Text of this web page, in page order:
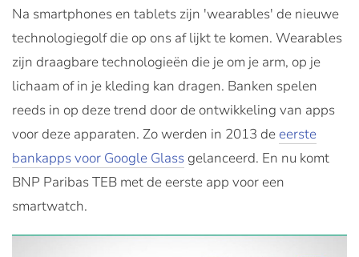
Na smartphones en tablets zijn 'wearables' de nieuwe
technologiegolf die op ons af lijkt te komen. Wearables
zijn draagbare technologieën die je om je arm, op je
lichaam of in je kleding kan dragen. Banken spelen
reeds in op deze trend door de ontwikkeling van apps
voor deze apparaten. Zo werden in 2013 de eerste
bankapps voor Google Glassgelanceerd. En nu komt
BNP Paribas TEB met de eerste app voor een
smartwatch.